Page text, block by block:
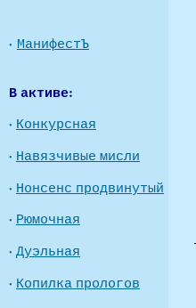
· МанифестЪ
В активе:
· Конкурсная
· Навязчивые мисли
· Нонсенс продвинутый
· Рюмочная
· Дуэльная
· Копилка прологов